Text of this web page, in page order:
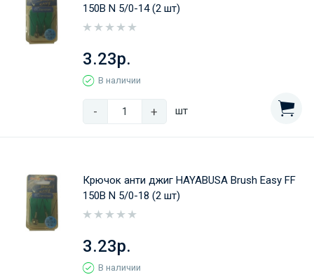
150B N 5/0-14 (2 шт)
3.23р.
В наличии
- + шт
Крючок анти джиг HAYABUSA Brush Easy FF
150B N 5/0-18 (2 шт)
3.23р.
В наличии